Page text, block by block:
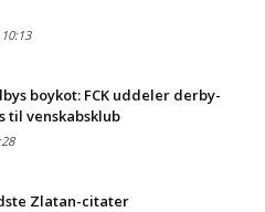
boykot: FCK uddeler derby-
venskabsklub
Zlatan-citater